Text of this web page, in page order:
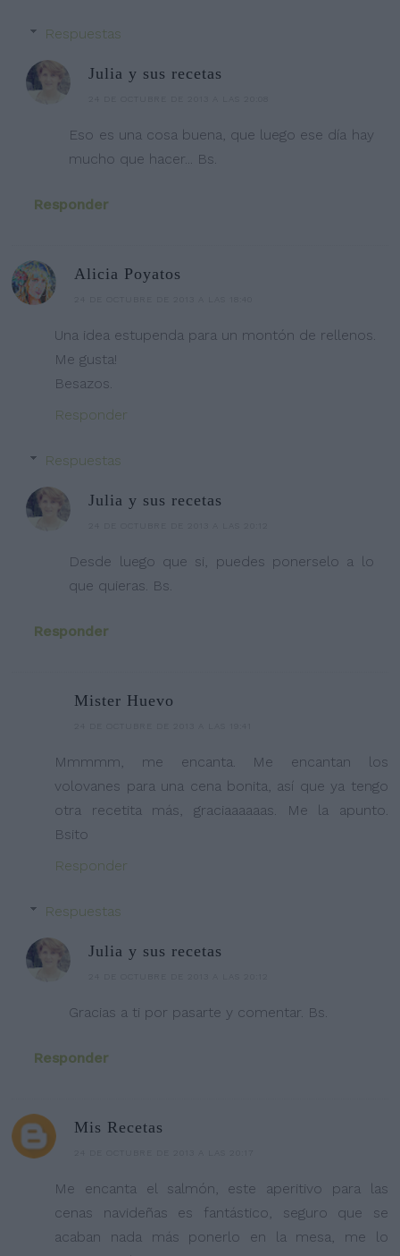
Respuestas
Julia y sus recetas
Eso es una cosa buena, que luego ese día hay
mucho que hacer... Bs.
Responder
Alicia Poyatos
Una idea estupenda para un montón de rellenos.
Me gusta!
Besazos.
Responder
Respuestas
Julia y sus recetas
Desde luego que si, puedes ponerselo a lo
que quieras. Bs.
Responder
Mister Huevo
Mmmmm, me encanta. Me encantan los
volovanes para una cena bonita, así que ya tengo
otra recetita más, graciaaaaaas. Me la apunto.
Bsito
Responder
Respuestas
Julia y sus recetas
Gracias a ti por pasarte y comentar. Bs.
Responder
Mis Recetas
Me encanta el salmón, este aperitivo para las
cenas navideñas es fantástico, seguro que se
acaban nada más ponerlo en la mesa, me lo